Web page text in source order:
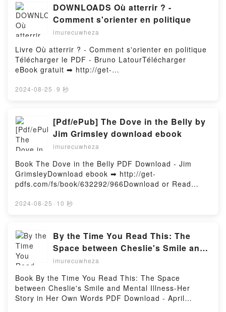
vos jeux sexuels Marc Dannam PDF, 669 gages
érotiques pour pimenter vos jeux sexuels Marc
Dannam Epub, 669 gages érotiques pour pimenter
vos jeux sexuels Marc Dannam Lire en ligne , 669
gages érotiques pour pimenter vos jeux sexuels
Marc Dannam Audiobook, 669 gages érotiques pour
pimenter vos jeux sexuels Marc Dannam VK, 669
gages érotiques pour pimenter vos jeux sexuels
Marc Dannam Kindle, 669 gages érotiques pour
Marc Dannam Téléchargement gratuitPowered by
Firstory Hosting
DOWNLOADS Où atterrir ? -
Comment s'orienter en politique
imurecuwheza
Livre Où atterrir ? - Comment s'orienter en politique
Télécharger le PDF - Bruno LatourTélécharger
eBook gratuit ➡ http://get-
ligne Où atterrir ? - Comment s'orienter en politique
Latour PDF, Où atterrir ? - Comment s'orienter en
politique Bruno Latour Epub, Où atterrir ? -
Comment s'orienter en politique Bruno Latour Lire
en ligne , Où atterrir ? - Comment s'orienter en
politique Bruno Latour Audiobook, Où atterrir ? -
Comment s'orienter en politique Bruno Latour VK,
Où atterrir ? - Comment s'orienter en politique Bruno
Latour Kindle, Où atterrir ? - Comment s'orienter en
politique Bruno Latour Epub VK, Où atterrir ? -
2024-08-25 · 9 秒
[Pdf/ePub] The Dove in the Belly by
Jim Grimsley download ebook
imurecuwheza
Book The Dove in the Belly PDF Download - Jim
GrimsleyDownload ebook ➡ http://get-
pdfs.com/fs/book/632292/966Download or Read
Mobi) by Jim GrimsleyThe Dove in the Belly Jim
Online, The Dove in the Belly Jim Grimsley
Audiobook, The Dove in the Belly Jim Grimsley VK,
The Dove in the Belly Jim Grimsley Kindle, The Dove
in the Belly Jim Grimsley Epub VK, The Dove in the
Belly Jim Grimsley Free DownloadPowered by
Firstory Hosting
2024-08-25 · 10 秒
By the Time You Read This: The
Space between Cheslie's Smile and
Mental Illness-Her Story in Her Own
Kryst on Iphone New Format
imurecuwheza
Book By the Time You Read This: The Space
between Cheslie's Smile and Mental Illness-Her
Story in Her Own Words PDF Download - April